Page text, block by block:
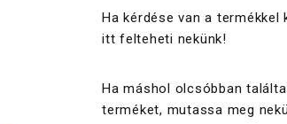
Ha kérdése van a termékkel
itt felteheti nekünk!
Ha máshol olcsóbban
terméket, mutassa meg